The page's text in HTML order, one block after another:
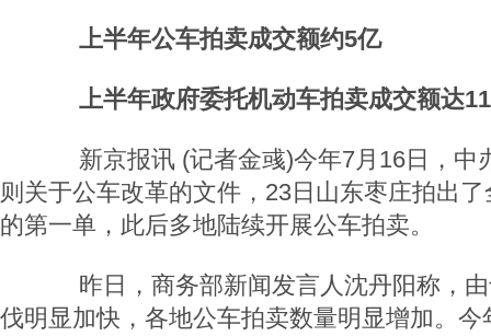
上半年公车拍卖成交额约5亿
上半年政府委托机动车拍卖成交额达
新京报讯 (记者金彧)今年7月16日，中
则关于公车改革的文件，23日山东枣庄拍出
的第一单，此后多地陆续开展公车拍卖。
昨日，商务部新闻发言人沈丹阳称，由
伐明显加快，各地公车拍卖数量明显增加。